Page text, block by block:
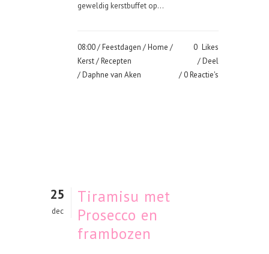
geweldig kerstbuffet op...
08:00 /Feestdagen /Home /
Kerst/Recepten
/ Daphne van Aken
0 Likes
Deel
0 Reactie's
25
dec
Tiramisu met
Prosecco en
frambozen